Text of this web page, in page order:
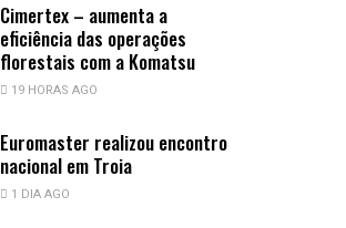
Cimertex – aumenta a
eficiência das operações
florestais com a Komatsu
19 HORAS AGO
Euromaster realizou encontro
nacional em Troia
1 DIA AGO